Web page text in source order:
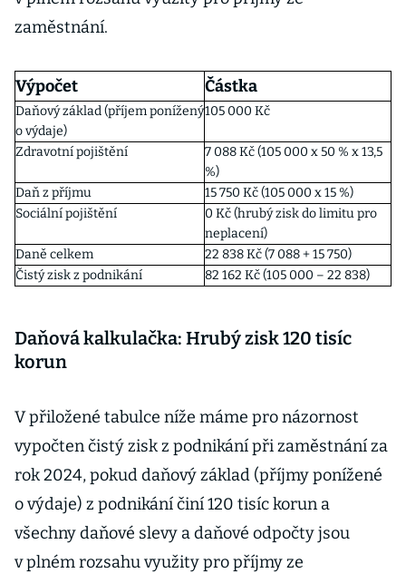
zaměstnání.
Výpočet Částka
Daňový základ (příjem ponížený
o výdaje)
105 000 Kč
Zdravotní pojištění
7 088 Kč (105 000 x 50 % x 13,5
%)
Daň z příjmu
15 750 Kč (105 000 x 15 %)
Sociální pojištění
0 Kč (hrubý zisk do limitu pro
neplacení)
Daně celkem
22 838 Kč (7 088 + 15 750)
Čistý zisk z podnikání
82 162 Kč (105 000 – 22 838)
Daňová kalkulačka: Hrubý zisk 120 tisíc
korun
V přiložené tabulce níže máme pro názornost
vypočten čistý zisk z podnikání při zaměstnání za
rok 2024, pokud daňový základ (příjmy ponížené
o výdaje) z podnikání činí 120 tisíc korun a
všechny daňové slevy a daňové odpočty jsou
v plném rozsahu využity pro příjmy ze